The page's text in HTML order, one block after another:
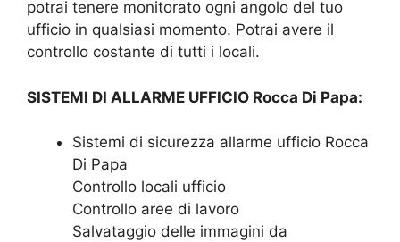
potrai tenere monitorato ogni angolo del tuo
ufficio in qualsiasi momento. Potrai avere il
controllo costante di tutti i locali.
SISTEMI DI ALLARME UFFICIO Rocca Di Papa:
Sistemi di sicurezza allarme ufficio Rocca
Di Papa
Controllo locali ufficio
Controllo aree di lavoro
Salvataggio delle immagini da